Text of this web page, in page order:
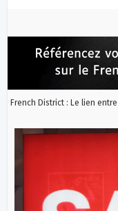
French District : Le lien